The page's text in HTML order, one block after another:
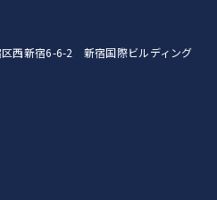
宿6-6-2 新宿国際ビルディング